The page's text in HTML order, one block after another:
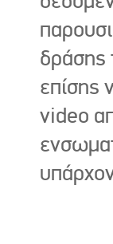
δράσης
επίσης
video